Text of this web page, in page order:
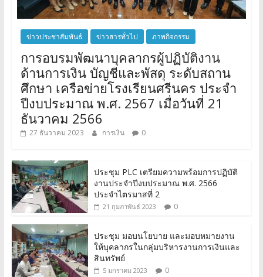
ข่าวประชาสัมพันธ์ ข่าวสารทั่วไป ภาพกิจกรรม
การอบรมพัฒนาบุคลากรผู้ปฏิบัติงาน
ด้านการเงิน บัญชีและพัสดุ ระดับสถาน
ศึกษา เครือข่ายโรงเรียนศรีนคร ประจำ
ปีงบประมาณ พ.ศ. 2567 เมื่อวันที่ 21
ธันวาคม 2566
27 ธันวาคม 2023 การเงิน 0
ประชุม PLC เตรียมความพร้อมการปฏิบัติ
งานประจำปีงบประมาณ พ.ศ. 2566
ประจำไตรมาสที่ 2
21 กุมภาพันธ์ 2023 0
ประชุม มอบนโยบาย และมอบหมายงาน
ให้บุคลากรในกลุ่มบริหารงานการเงินและ
สินทรัพย์
5 มกราคม 2023 0